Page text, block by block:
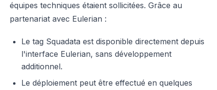
équipes techniques étaient sollicitées. Grâce au
partenariat avec Eulerian :
Le tag Squadata est disponible directement depuis
l'interface Eulerian, sans développement
additionnel.
Le déploiement peut être effectué en quelques